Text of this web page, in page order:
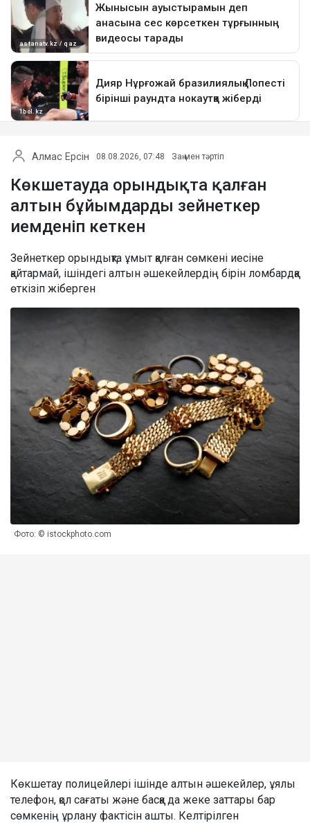
Алмас Ерсін 08.08.2026, 07:48 Заң мен тәртіп
Көкшетауда орындықта қалған
алтын бұйымдарды зейнеткер
иемденіп кеткен
Зейнеткер орындықта ұмыт қалған сөмкені иесіне
қайтармай, ішіндегі алтын әшекейлердің бірін ломбардқа
өткізіп жіберген
Фото: © istockphoto.com
Көкшетау полицейлері ішінде алтын әшекейлер, ұялы
телефон, қол сағаты және басқа да жеке заттары бар
сөмкенің ұрлану фактісін ашты. Келтірілген